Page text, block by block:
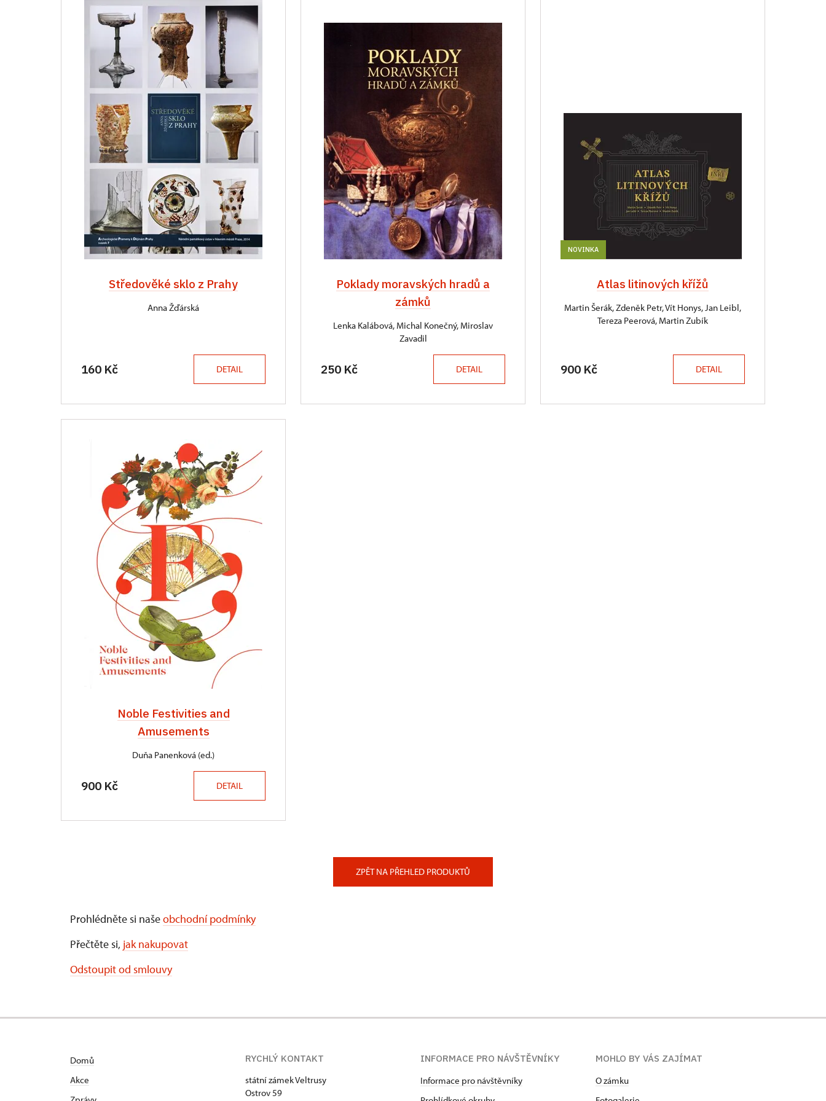
Středověké sklo z Prahy
Anna Žďárská
160 Kč DETAIL
Poklady moravských hradů a
zámků
Lenka Kalábová, Michal Konečný, Miroslav
Zavadil
250 Kč DETAIL
NOVINKA
Atlas litinových křížů
Martin Šerák, Zdeněk Petr, Vít Honys, Jan Leibl,
Tereza Peerová, Martin Zubík
900 Kč DETAIL
Noble Festivities and
Amusements
Duňa Panenková (ed.)
900 Kč DETAIL
ZPĚT NA PŘEHLED PRODUKTŮ
Prohlédněte si našeobchodní podmínky
Přečtěte si, jak nakupovat
Odstoupit od smlouvy
Domů
Akce
RYCHLÝ KONTAKT
státní zámek Veltrusy
Ostrov 59
INFORMACE PRO NÁVŠTĚVNÍKY
Informace pro návštěvníky
MOHLO BY VÁS ZAJÍMAT
O zámku